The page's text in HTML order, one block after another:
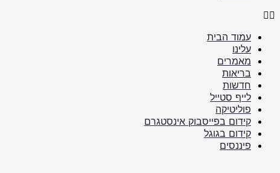
עמוד הבית
עלינו
מאמרים
בריאות
חדשות
לייף סטייל
פוליטיקה
קידום בפייסבוק אינסטגרם
קידום בגוגל
פיננסים